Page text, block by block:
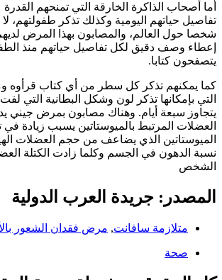
أما أصحاب الذاكرة الخارقة التي تمنحهم
شخصا حول العالم، والمصابون بهذا المرض
إعطاء وصف دقيق لكل تفاصيل حياتهم منذ
يتصفحون كتابا.
كما يمكنهم تذكر كل سطر من أي كتاب قرأوه
التي بإمكانها تذكر لون وشكل البطانية التي
يتجاوز سبعة أيام. وهناك مصابون بمرض جيني
العضلات المرتبط بالميوستاتين يسبب زيادة في
الميوستاتين الذي يضاعف من حجم العضلات
نسبة الدهون في الجسم وكلما زادت الكتلة
الشخص
المصدر: جريدة العرب الدولية
متلازمة سافانت, مرض فقدان الشعور
صحة